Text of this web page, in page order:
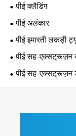
पीई क्लैडिंग
पीई अलंकार
पीई इमारती लकड़ी
पीई सह-एक्सट्रूज़न
पीई सह-एक्सट्रूज़न